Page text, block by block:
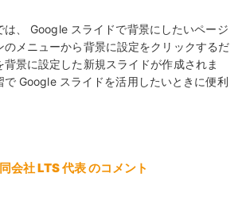
は、 Google スライドで背景にしたいページ
のメニューから背景に設定をクリックするだ
背景に設定した新規スライドが作成されま
で Google スライドを活用したいときに便利
会社 LTS 代表 のコメント